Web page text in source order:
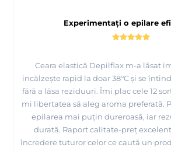
MAYSTAR Spania
Experimentați o epilare
Ceara elastică Depilflax m-a lăsat
incălzește rapid la doar 38°C și se
fără a lăsa reziduuri. Îmi plac cele 12
mi libertatea să aleg aroma preferată.
epilarea mai puțin dureroasă, iar
durată. Raport calitate-preț
încredere tuturor celor ce caută un